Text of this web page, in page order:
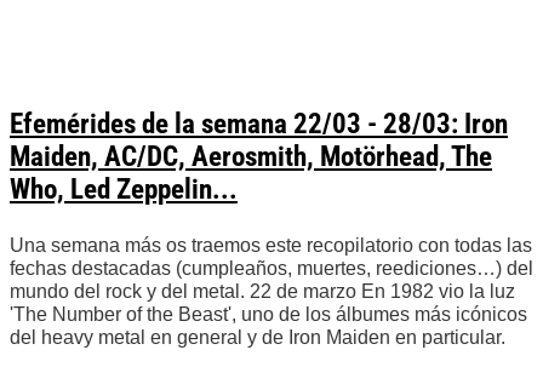
Efemérides de la semana 22/03 - 28/03: Iron
Maiden, AC/DC, Aerosmith, Motörhead, The
Who, Led Zeppelin...
Una semana más os traemos este recopilatorio con todas las
fechas destacadas (cumpleaños, muertes, reediciones…) del
mundo del rock y del metal. 22 de marzo En 1982 vio la luz
'The Number of the Beast', uno de los álbumes más icónicos
del heavy metal en general y de Iron Maiden en particular.